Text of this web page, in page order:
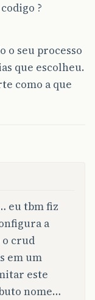
?
o seu processo
que escolheu.
como a que
eu tbm fiz
a
o crud
em um
este
nome…